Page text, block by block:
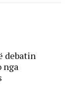
debatin
nga